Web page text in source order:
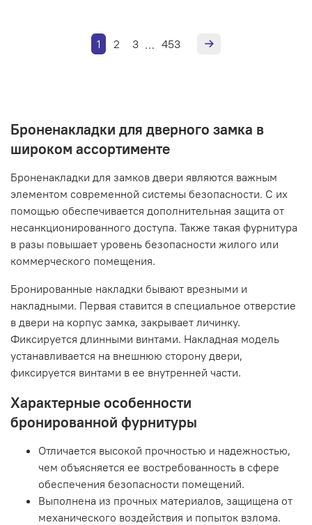
1 2 3 … 453
Броненакладки для дверного замка в
широком ассортименте
Броненакладки для замков двери являются важным
элементом современной системы безопасности. С их
помощью обеспечивается дополнительная защита от
несанкционированного доступа. Также такая фурнитура
в разы повышает уровень безопасности жилого или
коммерческого помещения.
Бронированные накладки бывают врезными и
накладными. Первая ставится в специальное отверстие
в двери на корпус замка, закрывает личинку.
Фиксируется длинными винтами. Накладная модель
устанавливается на внешнюю сторону двери,
фиксируется винтами в ее внутренней части.
Характерные особенности
бронированной фурнитуры
Отличается высокой прочностью и надежностью,
чем объясняется ее востребованность в сфере
обеспечения безопасности помещений.
Выполнена из прочных материалов, защищена от
механического воздействия и попыток взлома.